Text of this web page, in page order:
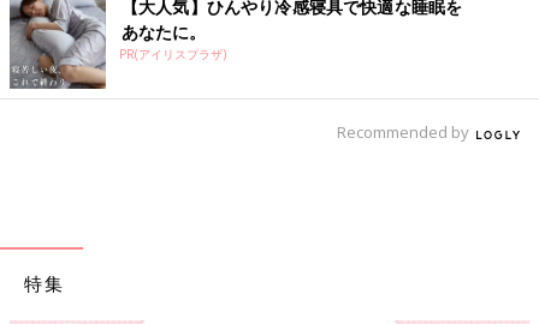
【大人気】ひんやり冷感寝具で快適な睡眠を
あなたに。
PR(アイリスプラザ)
Recommended by
特集